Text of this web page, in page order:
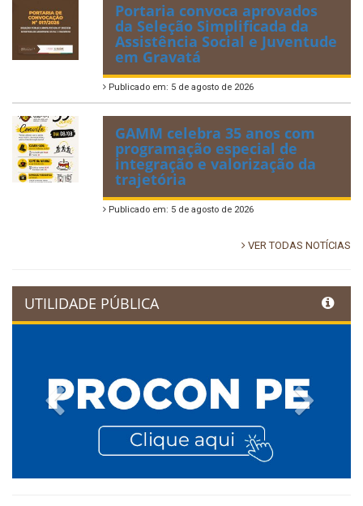
Portaria convoca aprovados
da Seleção Simplificada da
Assistência Social e Juventude
em Gravatá
Publicado em: 5 de agosto de 2026
GAMM celebra 35 anos com
programação especial de
integração e valorização da
trajetória
Publicado em: 5 de agosto de 2026
VER TODAS NOTÍCIAS
UTILIDADE PÚBLICA
Previous